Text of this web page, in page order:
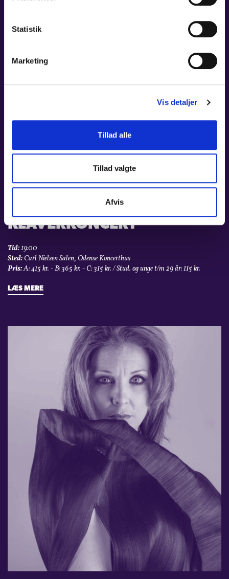
Statistik
Marketing
Vis detaljer
Tillad alle
Tillad valgte
Afvis
MÁ VLAST &
RAKHMANINOVS 2.
KLAVERKONCERT
Tid:19:00
Sted:Carl Nielsen Salen, Odense Koncerthus
Pris:A: 415 kr. - B: 365 kr. - C: 315 kr. / Stud. og unge t/m 29 år: 115 kr.
LÆS MERE